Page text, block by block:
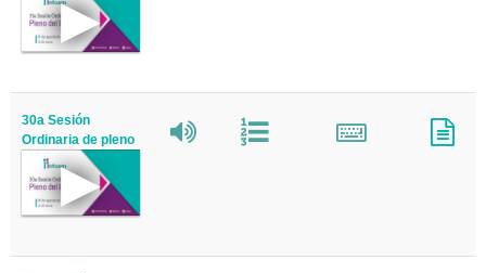
30a Sesión
Ordinaria de pleno